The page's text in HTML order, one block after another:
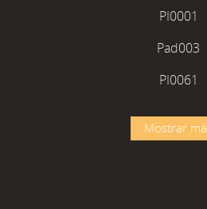
PI0001
Pad003
PI0061
Mostrar